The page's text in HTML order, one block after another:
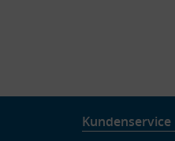
Kundenservice